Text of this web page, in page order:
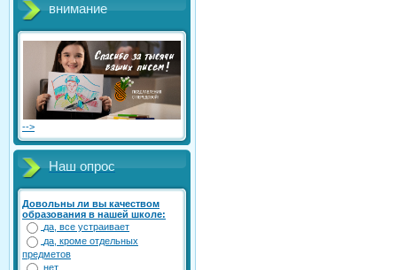
внимание
-->
Наш опрос
Довольны ли вы качеством
образования в нашей школе:
да, все устраивает
да, кроме отдельных
предметов
нет